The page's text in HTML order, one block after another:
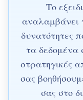
Το
αναλαμβάνει
δυνατότητες
τα δεδομένα
στρατηγικές
σας
σας στο